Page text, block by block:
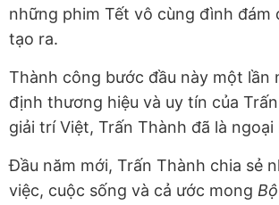
những phim Tết vô cùng đình đám
tạo ra.
Thành công bước đầu này một lần
định thương hiệu và uy tín của
giải trí Việt, Trấn Thành đã là ngoại
Đầu năm mới, Trấn Thành chia sẻ
việc, cuộc sống và cả ước mong